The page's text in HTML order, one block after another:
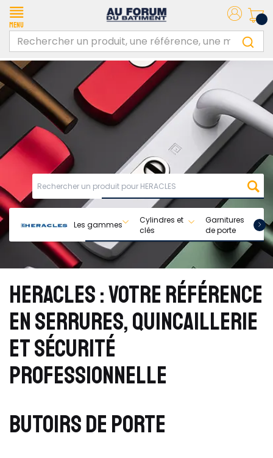
Menu
Les gammes
Cylindres et
clés
Garnitures
de porte
HERACLES : VOTRE RÉFÉRENCE
EN SERRURES, QUINCAILLERIE
ET SÉCURITÉ
PROFESSIONNELLE
BUTOIRS DE PORTE